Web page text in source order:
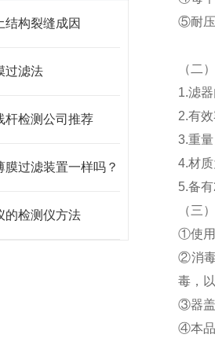
结构裂缝成因
过滤法
杆检测公司推荐
膜过滤装置一样吗？
的检测仪方法
⑤耐
（二
1.滤
2.有
3.重
4.材
5.备有
（三
①使
②消
毒，
③器
④本